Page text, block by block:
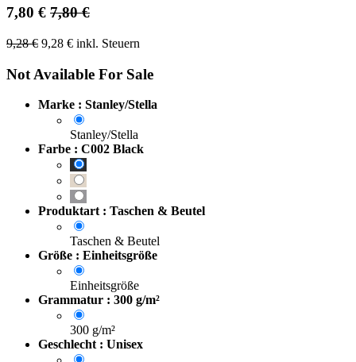
7,80 € 7,80€
9,28€ 9,28 € inkl. Steuern
Not Available For Sale
Marke : Stanley/Stella
Stanley/Stella
Farbe : C002 Black
Produktart : Taschen & Beutel
Taschen & Beutel
Größe : Einheitsgröße
Einheitsgröße
Grammatur : 300 g/m²
300 g/m²
Geschlecht : Unisex